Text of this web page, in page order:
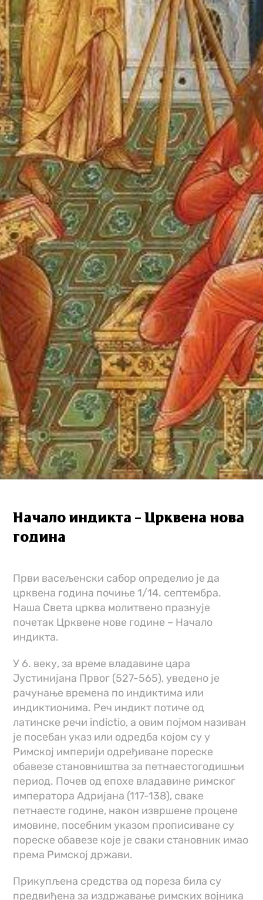
Начало индикта – Црквена нова
година
Први васељенски сабор определио је да
црквена година почиње 1/14. септембра.
Наша Света црква молитвено празнује
почетак Црквене нове године – Начало
индикта.
У 6. веку, за време владавине цара
Јустинијана Првог (527-565), увeдено је
рачунање времена по индиктима или
индиктионима. Реч индикт потиче од
латинске речи indictio, а овим појмом називан
је посебан указ или одредба којом су у
Римској империји одређиване пореске
обавезе становништва за петнаестогодишњи
период. Почев од епохе владавине римског
императора Адријана (117-138), сваке
петнаесте године, након извршене процене
имовине, посебним указом прописиване су
пореске обавезе које је сваки становник имао
према Римској држави.
Прикупљена средства од пореза била су
предвиђена за издржавање римских војника